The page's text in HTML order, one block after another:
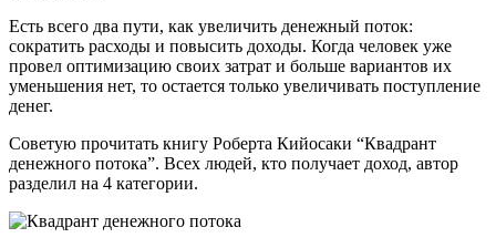
Есть всего два пути, как увеличить денежный поток:
сократить расходы и повысить доходы. Когда человек уже
провел оптимизацию своих затрат и больше вариантов их
уменьшения нет, то остается только увеличивать поступление
денег.
Советую прочитать книгу Роберта Кийосаки “Квадрант
денежного потока”. Всех людей, кто получает доход, автор
разделил на 4 категории.